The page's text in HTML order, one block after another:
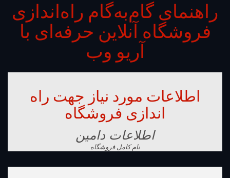
راهنمای گام‌به‌گام راه‌اندازی
فروشگاه آنلاین حرفه‌ای با
آریو وب
اطلاعات مورد نیاز جهت راه
اندازی فروشگاه
اطلاعات دامین
نام کامل فروشگاه